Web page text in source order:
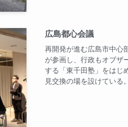
広島都心会議
再開発が進む広島市中心
が参画し、行政もオブザ
する「東千田塾」をはじ
見交換の場を設けている。